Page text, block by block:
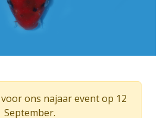
ons najaar event op 12
September.